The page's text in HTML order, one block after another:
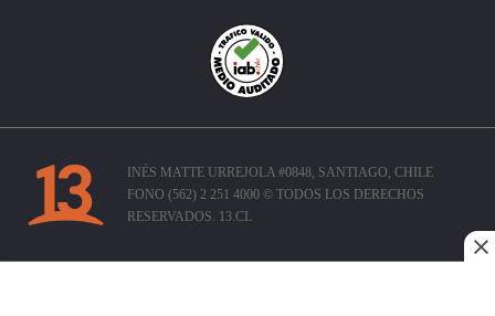
INÉS MATTE URREJOLA #0848, SANTIAGO, CHILE
FONO (562) 2 251 4000 © TODOS LOS DERECHOS
RESERVADOS. 13.CL